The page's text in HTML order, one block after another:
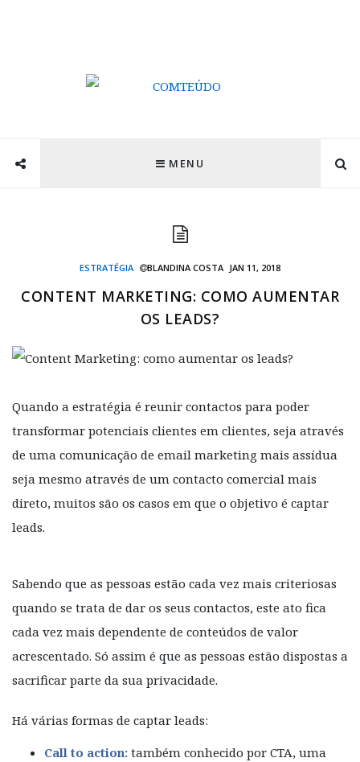
MENU
ESTRATÉGIA BLANDINA COSTA JAN 11, 2018
CONTENT MARKETING: COMO AUMENTAR
OS LEADS?
Quando a estratégia é reunir contactos para poder
transformar potenciais clientes em clientes, seja através
de uma comunicação de email marketing mais assídua
seja mesmo através de um contacto comercial mais
direto, muitos são os casos em que o objetivo é captar
leads.
Sabendo que as pessoas estão cada vez mais criteriosas
quando se trata de dar os seus contactos, este ato fica
cada vez mais dependente de conteúdos de valor
acrescentado. Só assim é que as pessoas estão dispostas a
sacrificar parte da sua privacidade.
Há várias formas de captar leads:
Call to action: também conhecido por CTA, uma